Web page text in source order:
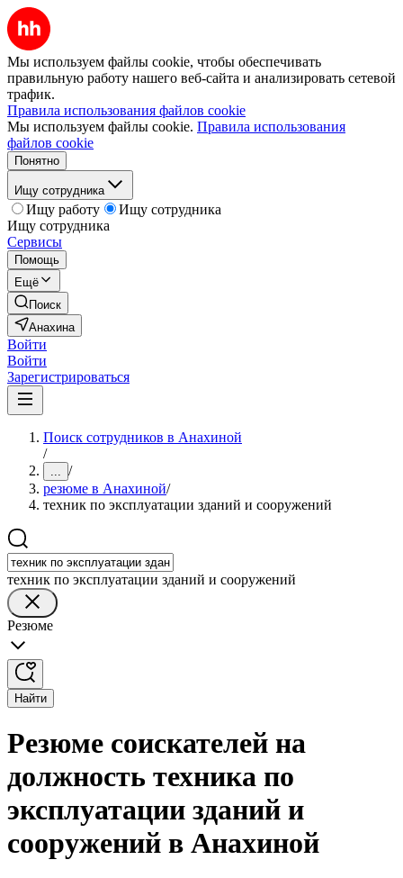
Мы используем файлы cookie, чтобы обеспечивать
правильную работу нашего веб-сайта и анализировать сетевой
трафик.
Правила использования файлов cookie
Мы используем файлы cookie. Правила использования
файлов cookie
Понятно
Ищу сотрудника
Ищу работу
Ищу сотрудника
Ищу сотрудника
Сервисы
Помощь
Ещё
Поиск
Анахина
Войти
Войти
Зарегистрироваться
Поиск сотрудников в Анахиной
/
... /
резюме в Анахиной/
техник по эксплуатации зданий и сооружений
техник по эксплуатации зданий и сооружений
Резюме
Найти
Резюме соискателей на
должность техника по
эксплуатации зданий и
сооружений в Анахиной